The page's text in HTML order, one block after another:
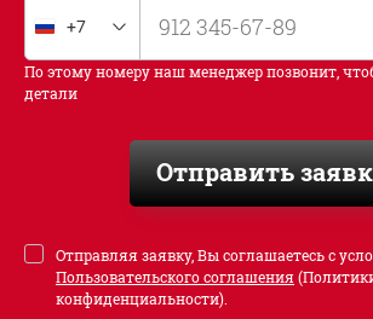
Россия
+7
+7
По этому номеру наш менеджер позвонит,
детали
Отправляя заявку, Вы соглашаетесь с
Пользовательского соглашения
конфиденциальности).
Отправить